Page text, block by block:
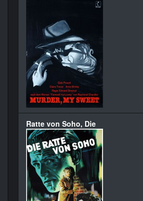
Ratte von Soho, Die